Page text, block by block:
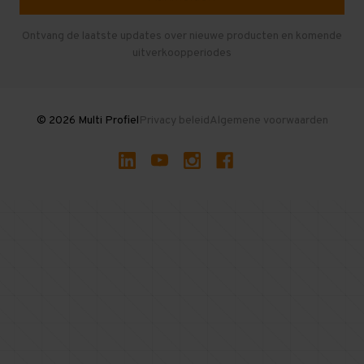
Gebruikte entresolvloeren
Ontvang de laatste updates over nieuwe producten en komende
uitverkoopperiodes
© 2026 Multi ProfielPrivacy beleidAlgemene voorwaarden